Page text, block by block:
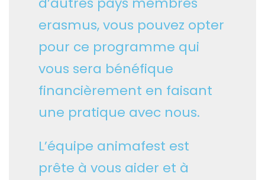
erasmus, vous pouvez opter
pour ce programme qui
vous sera bénéfique
financièrement en faisant
une pratique avec nous.
L’équipe animafest est
prête à vous aider et à